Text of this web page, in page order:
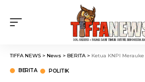
TIFFA NEWS > News > BERITA> Ketua KNPI Merauke Dorong Partisipasi Aktif
BERITA POLITIK